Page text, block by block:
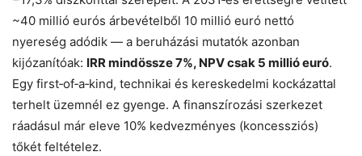
~40 millió eurós árbevételből 10 millió euró nettó
nyereség adódik — a beruházási mutatók azonban
kijózanítóak: IRR mindössze 7%, NPV csak 5 millió euró.
Egy first‑of‑a‑kind, technikai és kereskedelmi kockázattal
terhelt üzemnél ez gyenge. A finanszírozási szerkezet
ráadásul már eleve 10% kedvezményes (koncessziós)
tőkét feltételez.